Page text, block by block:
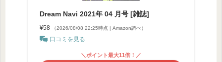
Dream Navi 2021年 04 月号 [雑誌]
¥58 （2026/08/08 22:25時点 | Amazon調べ）
口コミを見る
＼ポイント最大11倍！／